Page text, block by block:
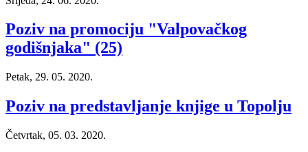
Poziv na promociju "Valpovačkog
godišnjaka" (25)
Petak, 29. 05. 2020.
Poziv na predstavljanje knjige u Topolju
Četvrtak, 05. 03. 2020.